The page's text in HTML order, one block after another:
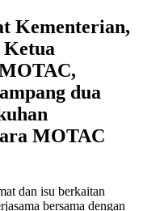
Kementerian,
Ketua
dua
MOTAC
dan isu berkaitan
bersama dengan